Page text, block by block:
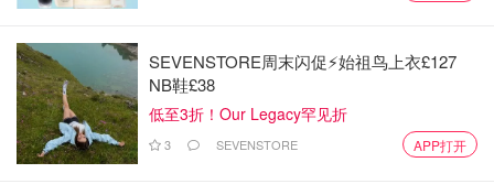
SEVENSTORE周末闪促⚡️始祖鸟上衣£127
NB鞋£38
低至3折！Our Legacy罕见折
3 SEVENSTORE APP打开